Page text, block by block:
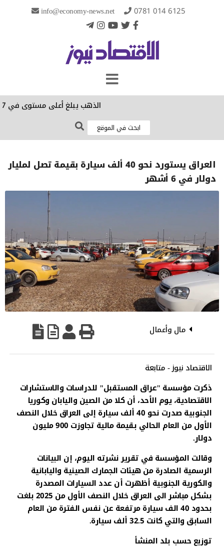
info@economy-news.net 0781 014 6125
الذهب يبلغ أعلى مستوى في 7 أسابيع مع تنامي آمال إعادة فتح مضيق هرمز
العراق يستورد نحو 40 ألف سيارة بقيمة تصل لمليار
دولار في 6 أشهر
مال وأعمال
الاقتصاد نيوز - متابعة
ذكرت مؤسسة "عراق المستقبل" للدراسات والاستشارات
الاقتصادية، يوم الأحد، أن كلا من الصين واليابان وكوريا
الجنوبية صدرت نحو 40 ألف سيارة إلى العراق خلال النصف
الأول من العام الحالي بقيمة مالية تجاوزت 900 مليون
دولار.
وقالت المؤسسة في تقرير نشرته اليوم، إن البيانات
الرسمية الصادرة من هيئات الجمارك الصينية واليابانية
والكورية الجنوبية أظهرت أن عدد السيارات المصدرة
بشكل مباشر الى العراق خلال النصف الأول من 2025 بلغت
بحدود 40 الف سيارة مرتفعة عن نفس الفترة من العام
السابق والتي كانت 32.5 ألف سيارة.
توزيع حسب بلد المنشأ